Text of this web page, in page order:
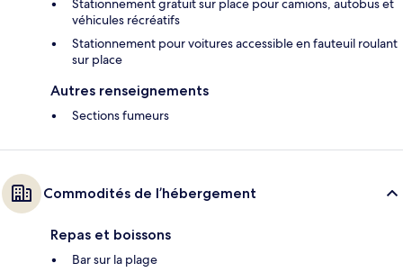
Stationnement gratuit sur place pour camions, autobus et
véhicules récréatifs
Stationnement pour voitures accessible en fauteuil roulant
sur place
Autres renseignements
Sections fumeurs
Commodités de l’hébergement
Repas et boissons
Bar sur la plage